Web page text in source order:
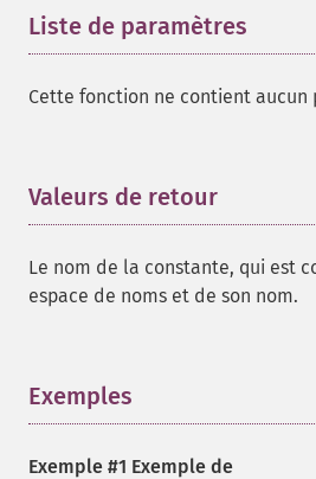
Liste de paramètres
Cette fonction ne contient aucun
Valeurs de retour
Le nom de la constante, qui est
espace de noms et de son nom.
Exemples
Exemple #1 Exemple de